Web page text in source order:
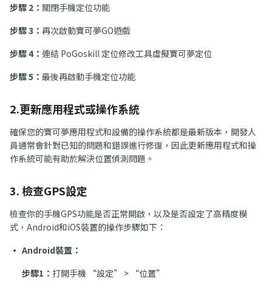
步驟 2： 關閉手機定位功能
步驟 3： 再次啟動寶可夢GO遊戲
步驟 4： 連結 PoGoskill 定位修改工具虛擬寶可夢定位
步驟 5： 最後再啟動手機定位功能
2.更新應用程式或操作系統
確保您的寶可夢應用程式和設備的操作系統都是最新版本，開發人
員通常會針對已知的問題和錯誤進行修復，因此更新應用程式和操
作系統可能有助於解決位置偵測問題。
3. 檢查GPS設定
檢查你的手機GPS功能是否正常開啟，以及是否設定了高精度模
式，Android和iOS裝置的操作步驟如下：
Android裝置：
步驟1： 打開手機 “設定” > “位置”